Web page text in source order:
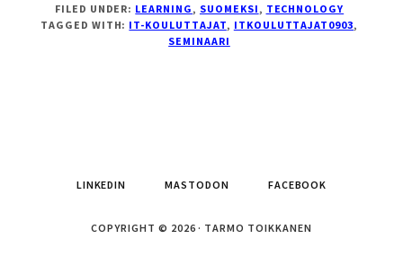
KOULUTTAJIEN
KEVÄTSEMINAARI:
FILED UNDER: LEARNING , SUOMEKSI , TECHNOLOGY
TAGGED WITH: IT-KOULUTTAJAT, ITKOULUTTAJAT0903,
SEMINAARI
LINKEDIN MASTODON FACEBOOK
COPYRIGHT © 2026 · TARMO TOIKKANEN